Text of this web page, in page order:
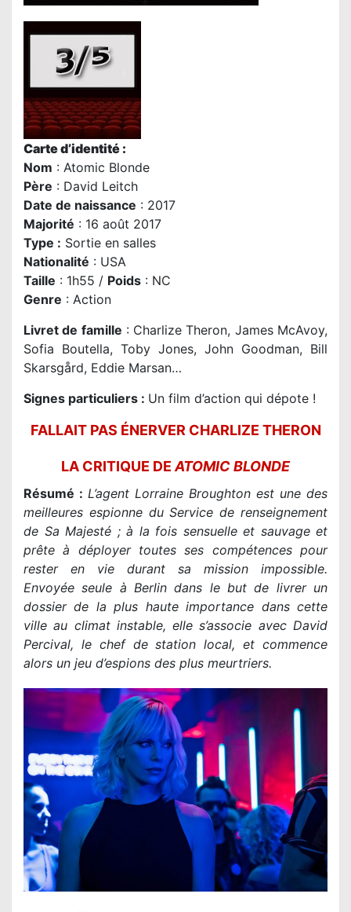
Carte d’identité :
Nom : Atomic Blonde
Père : David Leitch
Date de naissance : 2017
Majorité : 16 août 2017
Type : Sortie en salles
Nationalité : USA
Taille : 1h55 / Poids : NC
Genre : Action
Livret de famille : Charlize Theron, James McAvoy,
Sofia Boutella, Toby Jones, John Goodman, Bill
Skarsgård, Eddie Marsan…
Signes particuliers : Un film d’action qui dépote !
FALLAIT PAS ÉNERVER CHARLIZE THERON
LA CRITIQUE DE ATOMIC BLONDE
Résumé : L’agent Lorraine Broughton est une des
meilleures espionne du Service de renseignement
de Sa Majesté ; à la fois sensuelle et sauvage et
prête à déployer toutes ses compétences pour
rester en vie durant sa mission impossible.
Envoyée seule à Berlin dans le but de livrer un
dossier de la plus haute importance dans cette
ville au climat instable, elle s’associe avec David
Percival, le chef de station local, et commence
alors un jeu d’espions des plus meurtriers.